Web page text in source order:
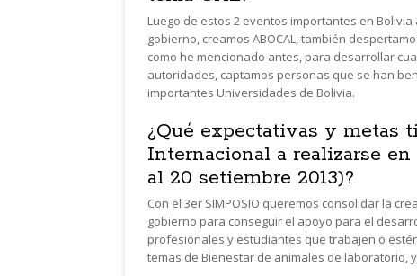
Luego de estos 2 eventos importantes en
gobierno, creamos ABOCAL, también
como he mencionado antes, para desarrollar
autoridades, captamos personas que se han
importantes Universidades de Bolivia.
¿Qué expectativas y metas
Internacional a realizarse
al 20 setiembre 2013)?
Con el 3er SIMPOSIO queremos consolidar la
gobierno para conseguir el apoyo para el
profesionales y estudiantes que trabajen o
temas de Bienestar de animales de laboratorio,